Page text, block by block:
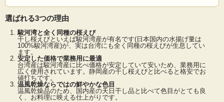
選ばれる3つの理由
駿河湾と全く同種の桜えび
干し桜えびといえば駿河湾産が有名です(日本国内の水揚げ量は
100%駿河湾産)が、実は台湾にも全く同種の桜えびが生息してい
ます。
安定した価格で業務用に最適
台湾産は駿河湾産に比べ価格が安定していて安いため、業務用に
広く使用されています。静岡産の干し桜えびと比べると格安でお
値打ちです。
温風乾燥ならではの鮮やかな色目
温風乾燥品のため、国内産の天日干し品と比べて色目がとても良
く、お料理に映える仕上がりです。